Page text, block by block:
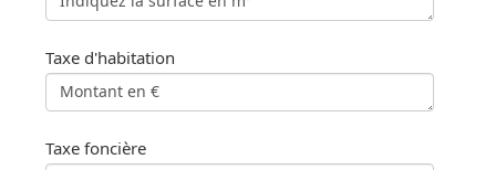
Taxe d'habitation
Taxe foncière